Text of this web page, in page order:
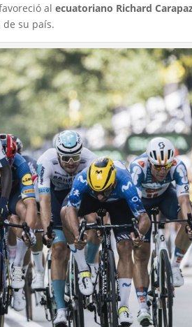
alecuatoriano Richard
su país.